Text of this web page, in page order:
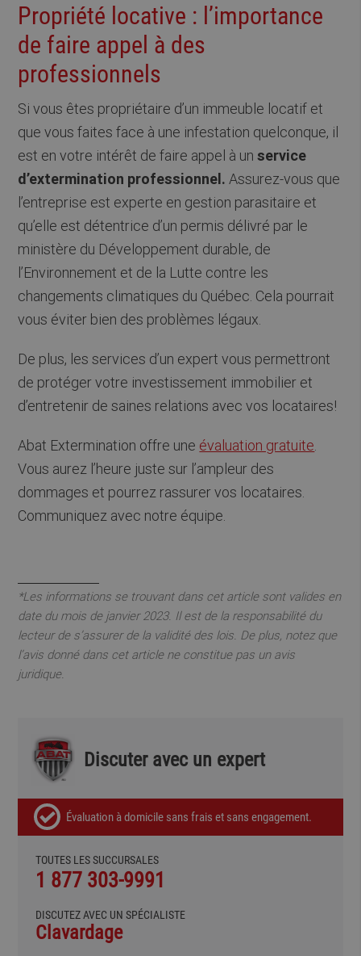
Propriété locative : l’importance
de faire appel à des
professionnels
Si vous êtes propriétaire d’un immeuble locatif et
que vous faites face à une infestation quelconque, il
est en votre intérêt de faire appel à unservice
d’extermination professionnel. Assurez-vous que
l’entreprise est experte en gestion parasitaire et
qu’elle est détentrice d’un permis délivré par le
ministère du Développement durable, de
l’Environnement et de la Lutte contre les
changements climatiques du Québec. Cela pourrait
vous éviter bien des problèmes légaux.
De plus, les services d’un expert vous permettront
de protéger votre investissement immobilier et
d’entretenir de saines relations avec vos locataires!
Abat Extermination offre une évaluation gratuite
Vous aurez l’heure juste sur l’ampleur des
dommages et pourrez rassurer vos locataires.
Communiquez avec notre équipe.
*Les informations se trouvant dans cet article sont valides en
date du mois de janvier 2023. Il est de la responsabilité du
lecteur de s’assurer de la validité des lois. De plus, notez que
l’avis donné dans cet article ne constitue pas un avis
juridique.
Discuter avec un expert
Évaluation à domicile sans frais et sans engagement.
TOUTES LES SUCCURSALES
1 877 303-9991
DISCUTEZ AVEC UN SPÉCIALISTE
Clavardage